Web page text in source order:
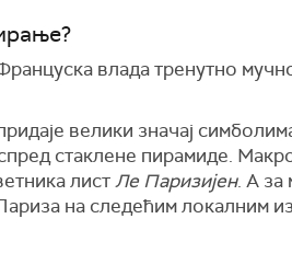
влада тренутно
велики значај
стаклене пирамиде.
листЛе Паризијен. А за
на следећим локалним